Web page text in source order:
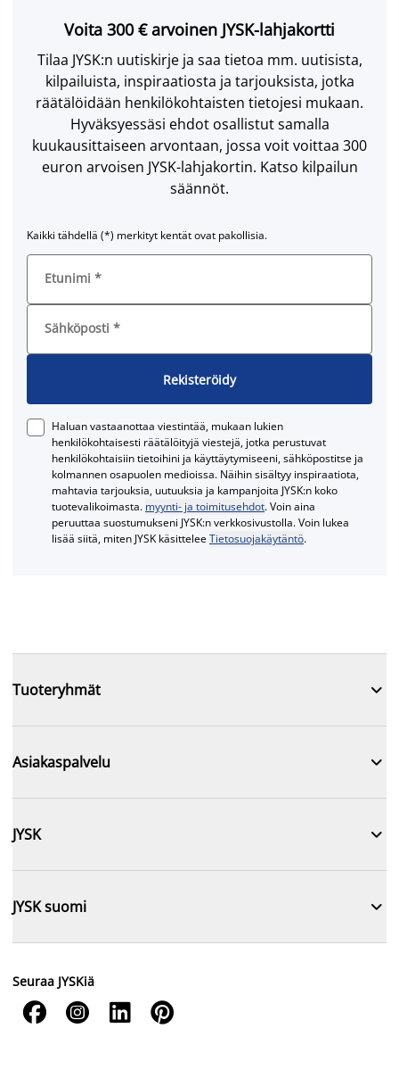
Voita 300 € arvoinen JYSK-lahjakortti
Tilaa JYSK:n uutiskirje ja saa tietoa mm. uutisista,
kilpailuista, inspiraatiosta ja tarjouksista, jotka
räätälöidään henkilökohtaisten tietojesi mukaan.
Hyväksyessäsi ehdot osallistut samalla
kuukausittaiseen arvontaan, jossa voit voittaa 300
euron arvoisen JYSK-lahjakortin. Katso kilpailun
säännöt.
Kaikki tähdellä (*) merkityt kentät ovat pakollisia.
Etunimi *
Sähköposti *
Rekisteröidy
Haluan vastaanottaa viestintää, mukaan lukien
henkilökohtaisesti räätälöityjä viestejä, jotka perustuvat
henkilökohtaisiin tietoihini ja käyttäytymiseeni, sähköpostitse ja
kolmannen osapuolen medioissa. Näihin sisältyy inspiraatiota,
mahtavia tarjouksia, uutuuksia ja kampanjoita JYSK:n koko
tuotevalikoimasta. myynti- ja toimitusehdot. Voin aina
peruuttaa suostumukseni JYSK:n verkkosivustolla. Voin lukea
lisää siitä, miten JYSK käsitteleeTietosuojakäytäntö.
Tuoteryhmät 
Asiakaspalvelu 
JYSK 
JYSK suomi 
Seuraa JYSKiä
   